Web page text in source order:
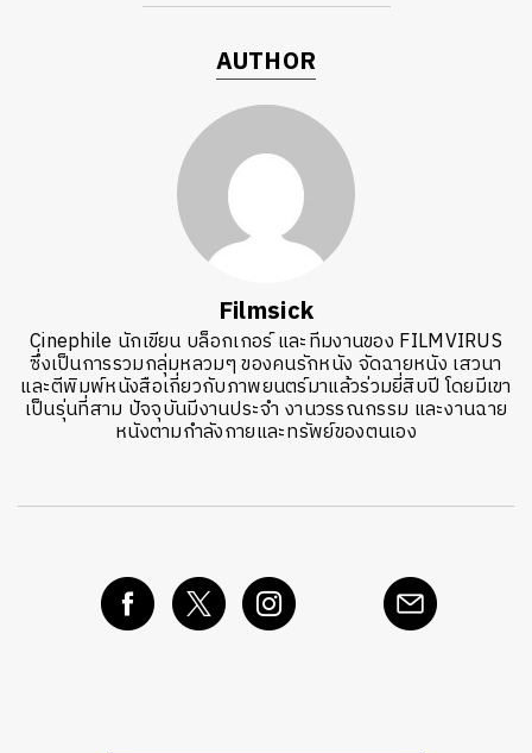
AUTHOR
Filmsick
Cinephile นักเขียน บล็อกเกอร์ และทีมงานของ FILMVIRUS
ซึ่งเป็นการรวมกลุ่มหลวมๆ ของคนรักหนัง จัดฉายหนัง เสวนา
และตีพิมพ์หนังสือเกี่ยวกับภาพยนตร์มาแล้วร่วมยี่สิบปี โดยมีเขา
เป็นรุ่นที่สาม ปัจจุบันมีงานประจำ งานวรรณกรรม และงานฉาย
หนังตามกำลังกายและทรัพย์ของตนเอง